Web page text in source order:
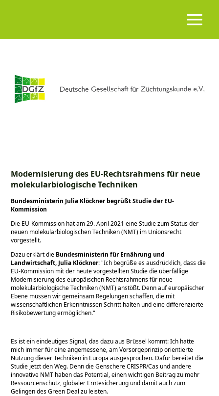
Modernisierung des EU-Rechtsrahmens für neue
molekularbiologische Techniken
Bundesministerin Julia Klöckner begrüßt Studie der EU-
Kommission
Die EU-Kommission hat am 29. April 2021 eine Studie zum Status der
neuen molekularbiologischen Techniken (NMT) im Unionsrecht
vorgestellt.
Dazu erklärt die Bundesministerin für Ernährung und
Landwirtschaft, Julia Klöckner: Ich begrüße es ausdrücklich, dass die
EU-Kommission mit der heute vorgestellten Studie die überfällige
Modernisierung des europäischen Rechtsrahmens für neue
molekularbiologische Techniken (NMT) anstößt. Denn auf europäischer
Ebene müssen wir gemeinsam Regelungen schaffen, die mit
wissenschaftlichen Erkenntnissen Schritt halten und eine differenzierte
Risikobewertung ermöglichen.
Es ist ein eindeutiges Signal, das dazu aus Brüssel kommt: Ich hatte
mich immer für eine angemessene, am Vorsorgeprinzip orientierte
Nutzung dieser Techniken in Europa ausgesprochen. Dafür bereitet die
Studie jetzt den Weg. Denn die Genschere CRISPR/Cas und andere
innovative NMT haben das Potential, einen wichtigen Beitrag zu mehr
Ressourcenschutz, globaler Erntesicherung und damit auch zum
Gelingen des Green Deal zu leisten.